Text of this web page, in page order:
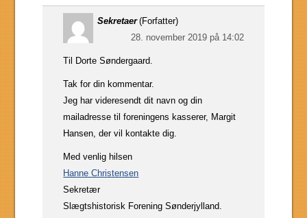
Sekretaer (Forfatter)
28. november 2019 på 14:02
Til Dorte Søndergaard.
Tak for din kommentar.
Jeg har videresendt dit navn og din
mailadresse til foreningens kasserer, Margit
Hansen, der vil kontakte dig.
Med venlig hilsen
Hanne Christensen
Sekretær
Slægtshistorisk Forening Sønderjylland.